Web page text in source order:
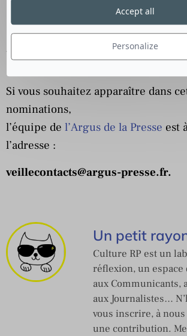
de programmes Economie,
GéopolitiqueFrance 5
Une nomination ? Un transfert ?
Si vous souhaitez apparaître dans
nominations,
l’équipe de l’Argus de la Presse est
l’adresse :
veillecontacts@argus-presse.fr.
Un petit
Culture RP est un
réflexion, un espace
aux Communicants,
aux Journalistes…
vous inscrire, à
une contribution.
Personalize
Accept all